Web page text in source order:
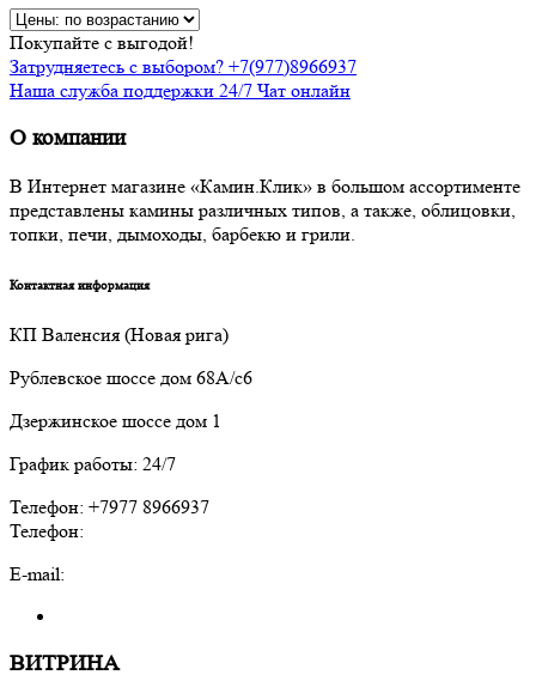
Покупайте с выгодой!
Затрудняетесь с выбором? +7(977)8966937
Наша служба поддержки 24/7 Чат онлайн
О компании
В Интернет магазине «Камин.Клик» в большом ассортименте
представлены камины различных типов, а также, облицовки,
топки, печи, дымоходы, барбекю и грили.
Контактная информация
КП Валенсия (Новая рига)
Рублевское шоссе дом 68А/с6
Дзержинское шоссе дом 1
График работы: 24/7
Телефон: +7977 8966937
Телефон:
E-mail:
ВИТРИНА